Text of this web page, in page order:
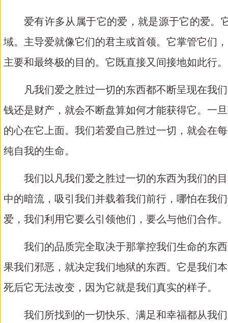
爱有许多从属于它的爱，就是源于它的爱。
域。主导爱就像它们的君主或首领。它掌管它们
主要和最终极的目的。它既直接又间接地如此行
凡我们爱之胜过一切的东西都不断呈现在我
钱还是财产，就会不断盘算如何才能获得它。一
的心在它上面。我们若爱自己胜过一切，就会在
纯自我的生命。
我们以凡我们爱之胜过一切的东西为我们的
中的暗流，吸引我们并载着我们前行，哪怕在我
爱，我们利用它要么引领他们，要么与他们合作。
我们的品质完全取决于那掌控我们生命的东
果我们邪恶，就决定我们地狱的东西。它是我们
死后它无法改变，因为它就是我们真实的样子。
我们所找到的一切快乐、满足和幸福都从我